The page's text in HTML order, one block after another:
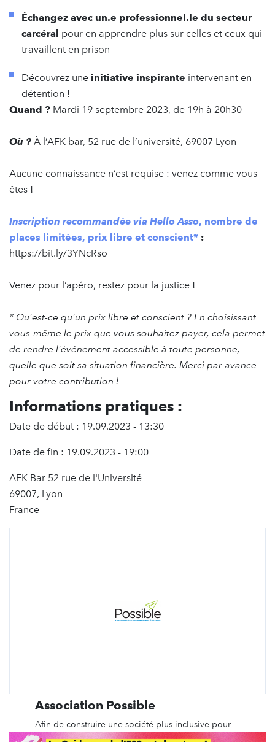
Échangez avec un.e professionnel.le du secteur
carcéral pour en apprendre plus sur celles et ceux qui
travaillent en prison
Découvrez une initiative inspirante intervenant en
détention !
Quand ? Mardi 19 septembre 2023, de 19h à 20h30
Où ? À l’AFK bar, 52 rue de l’université, 69007 Lyon
Aucune connaissance n’est requise : venez comme vous
êtes !
Inscription recommandée via Hello Asso, nombre de
places limitées, prix libre et conscient* :
https://bit.ly/3YNcRso
Venez pour l’apéro, restez pour la justice !
* Qu'est-ce qu'un prix libre et conscient ? En choisissant
vous-même le prix que vous souhaitez payer, cela permet
de rendre l'événement accessible à toute personne,
quelle que soit sa situation financière. Merci par avance
pour votre contribution !
Informations pratiques :
Date de début : 19.09.2023 - 13:30
Date de fin : 19.09.2023 - 19:00
AFK Bar 52 rue de l'Université
69007, Lyon
France
Association Possible
Afin de construire une société plus inclusive pour
les personnes condamnées, l'association Possible